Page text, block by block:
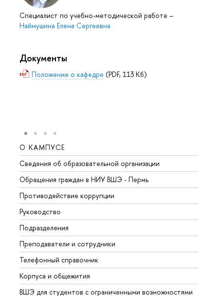
Специалист по учебно-методической работе –
Наймушина Елена Сергеевна
Документы
Положение о кафедре (PDF, 113 Кб)
О КАМПУСЕ
Сведения об образовательной организации
Обращения граждан в НИУ ВШЭ - Пермь
Противодействие коррупции
Руководство
Подразделения
Преподаватели и сотрудники
Телефонный справочник
Корпуса и общежития
ВШЭ для студентов с ограниченными возможностями